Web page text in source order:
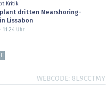
Kritik
plant dritten Nearshoring-
Lissabon
11:24Uhr
WEBCODE 8L9CCTMY